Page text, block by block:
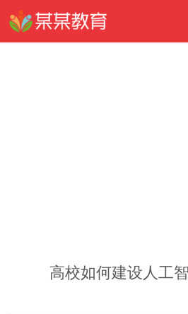
高校如何建设人工